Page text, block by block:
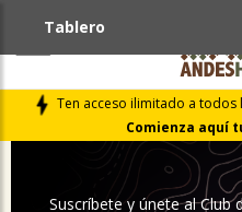
Ten acceso ilimitado a
Comienza aquí
Tablero
Suscríbete y únete al Club